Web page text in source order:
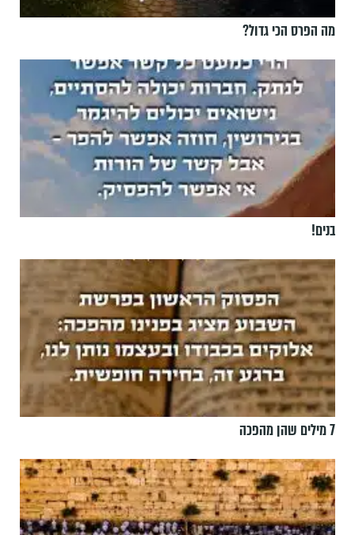
מה הפרס הכי גדול?
בנים!
7 מילים שהן מהפכה